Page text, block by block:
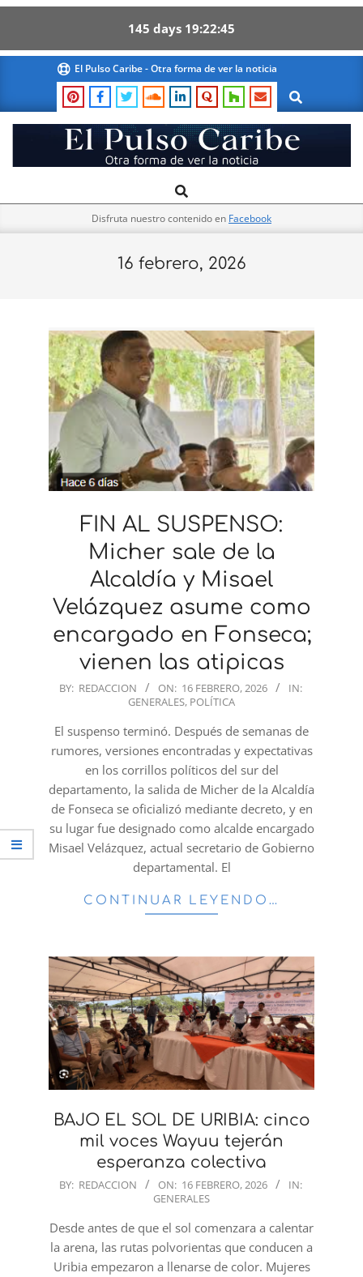
145 days 19 22 44
content
El Pulso Caribe - Otra forma de ver la noticia
Search
El
Pulso
Navigation
Search
Disfruta nuestro contenido en Facebook
16 febrero, 2026
FIN AL SUSPENSO:
Micher sale de la
Alcaldía y Misael
Velázquez asume como
encargado en Fonseca;
vienen las atipicas
2026-
16
BY: REDACCION ON: 16 FEBRERO, 2026
IN:
GENERALES, POLÍTICA
El suspenso terminó. Después de semanas de
rumores, versiones encontradas y expectativas
en los corrillos políticos del sur del
departamento, la salida de Micher de la Alcaldía
de Fonseca se oficializó mediante decreto, y en
su lugar fue designado como alcalde encargado
Misael Velázquez, actual secretario de Gobierno
departamental. El
CONTINUAR LEYENDO…
BAJO EL SOL DE URIBIA: cinco
mil voces Wayuu tejerán
esperanza colectiva
2026-
16
BY: REDACCION ON: 16 FEBRERO, 2026
IN:
GENERALES
Desde antes de que el sol comenzara a calentar
la arena, las rutas polvorientas que conducen a
Uribia empezaron a llenarse de color. Mujeres